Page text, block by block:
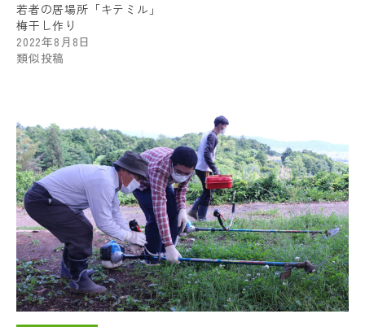
若者の居場所「キテミル」
梅干し作り
2022年8月8日
類似投稿